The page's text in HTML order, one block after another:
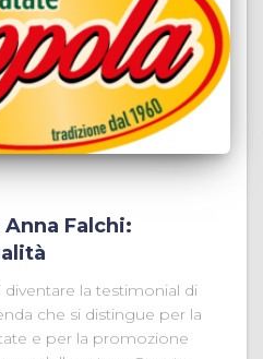
Falchi:
la testimonial di
che si distingue per la
e per la promozione